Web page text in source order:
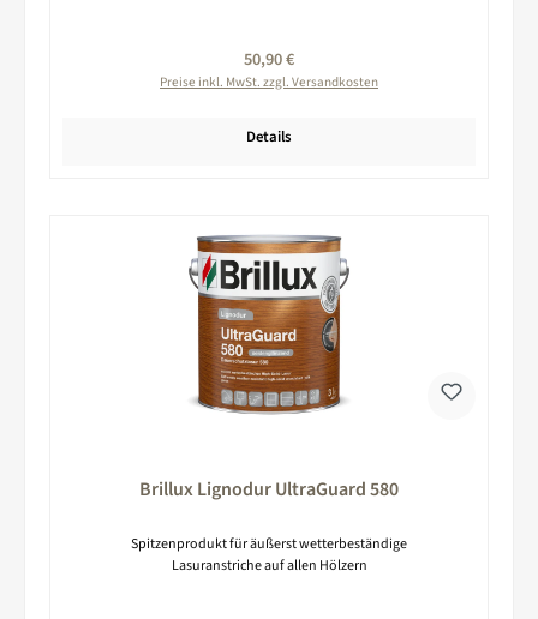
Regulärer Preis:
50,90 €
Preise inkl. MwSt. zzgl. Versandkosten
Details
Brillux Lignodur UltraGuard 580
Spitzenprodukt für äußerst wetterbeständige
Lasuranstriche auf allen Hölzern